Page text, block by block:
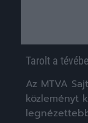
Tarolt a
Az MTVA
közleményt